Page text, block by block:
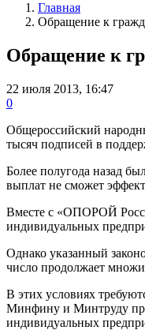
Главная
Обращение к
Обращение к
22 июля 2013, 16:47
0
Общероссийский
тысяч подписей в
Более полугода назад
выплат не сможет
Вместе с «ОПОРОЙ
индивидуальных
Однако указанный
число продолжает
В этих условиях
Минфину и Минтруду
индивидуальных